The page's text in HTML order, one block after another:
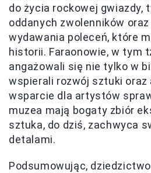
do życia rockowej gwiazdy,
oddanych zwolenników
wydawania poleceń, które
historii. Faraonowie, w tym
angażowali się nie tylko w
wspierali rozwój sztuki
wsparcie dla artystów
muzea mają bogaty zbiór
sztuka, do dziś, zachwyca
detalami.
Podsumowując,